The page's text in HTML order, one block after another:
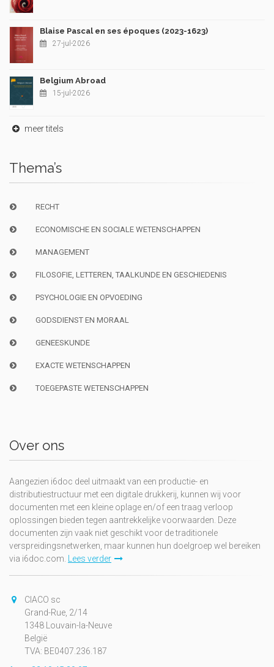
Blaise Pascal en ses époques (2023-1623)
27-jul-2026
Belgium Abroad
15-jul-2026
meer titels
Thema’s
RECHT
ECONOMISCHE EN SOCIALE WETENSCHAPPEN
MANAGEMENT
FILOSOFIE, LETTEREN, TAALKUNDE EN GESCHIEDENIS
PSYCHOLOGIE EN OPVOEDING
GODSDIENST EN MORAAL
GENEESKUNDE
EXACTE WETENSCHAPPEN
TOEGEPASTE WETENSCHAPPEN
Over ons
Aangezien i6doc deel uitmaakt van een productie- en
distributiestructuur met een digitale drukkerij, kunnen wij voor
documenten met een kleine oplage en/of een traag verloop
oplossingen bieden tegen aantrekkelijke voorwaarden. Deze
documenten zijn vaak niet geschikt voor de traditionele
verspreidingsnetwerken, maar kunnen hun doelgroep wel bereiken
via i6doc.com. Lees verder
CIACO sc
Grand-Rue, 2/14
1348 Louvain-la-Neuve
België
TVA: BE0407.236.187